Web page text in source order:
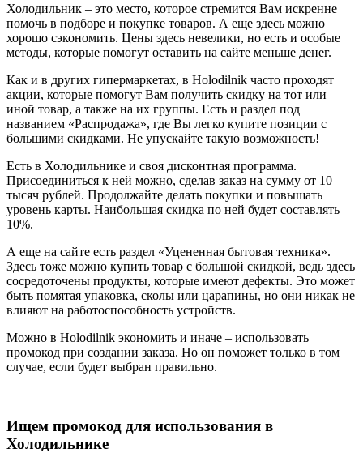
Холодильник – это место, которое стремится Вам искренне
помочь в подборе и покупке товаров. А еще здесь можно
хорошо сэкономить. Цены здесь невелики, но есть и особые
методы, которые помогут оставить на сайте меньше денег.
Как и в других гипермаркетах, в Holodilnik часто проходят
акции, которые помогут Вам получить скидку на тот или
иной товар, а также на их группы. Есть и раздел под
названием «Распродажа», где Вы легко купите позиции с
большими скидками. Не упускайте такую возможность!
Есть в Холодильнике и своя дисконтная программа.
Присоединиться к ней можно, сделав заказ на сумму от 10
тысяч рублей. Продолжайте делать покупки и повышать
уровень карты. Наибольшая скидка по ней будет составлять
10%.
А еще на сайте есть раздел «Уцененная бытовая техника».
Здесь тоже можно купить товар с большой скидкой, ведь здесь
сосредоточены продукты, которые имеют дефекты. Это может
быть помятая упаковка, сколы или царапины, но они никак не
влияют на работоспособность устройств.
Можно в Holodilnik экономить и иначе – использовать
промокод при создании заказа. Но он поможет только в том
случае, если будет выбран правильно.
Ищем промокод для использования в
Холодильнике